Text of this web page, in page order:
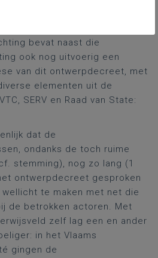
bevat naast die
ook nog uitvoerig een
van dit ontwerpdecreet, met
elementen uit de
SERV en Raad van State:
dat de
ondanks de toch ruime
stemming), nog zo lang (1
ontwerpdecreet gesproken
te maken met net die
de betrokken actoren. Met
zelf lag een en ander
in het Vlaams
gingen de